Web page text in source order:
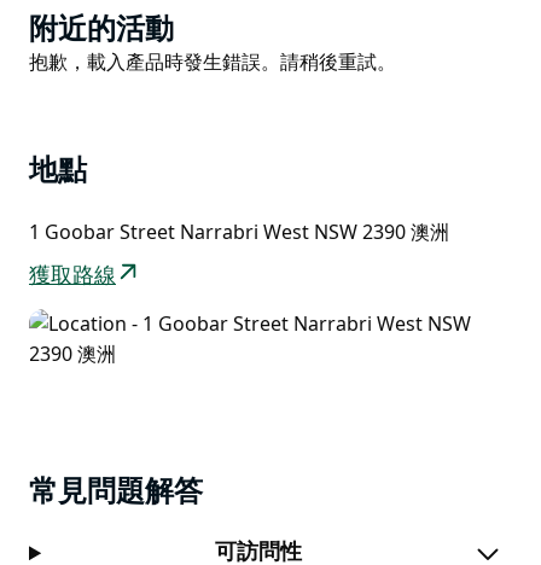
Product
List
附近的活動
Product
抱歉，載入產品時發生錯誤。請稍後重試。
地點
1 Goobar Street Narrabri West NSW 2390 澳洲
獲取路線
常見問題解答
可訪問性